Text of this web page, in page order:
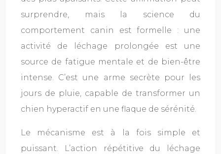
surprendre, mais la science du
comportement canin est formelle : une
activité de léchage prolongée est une
source de fatigue mentale et de bien-être
intense. C’est une arme secrète pour les
jours de pluie, capable de transformer un
chien hyperactif en une flaque de sérénité.
Le mécanisme est à la fois simple et
puissant. L’action répétitive du léchage